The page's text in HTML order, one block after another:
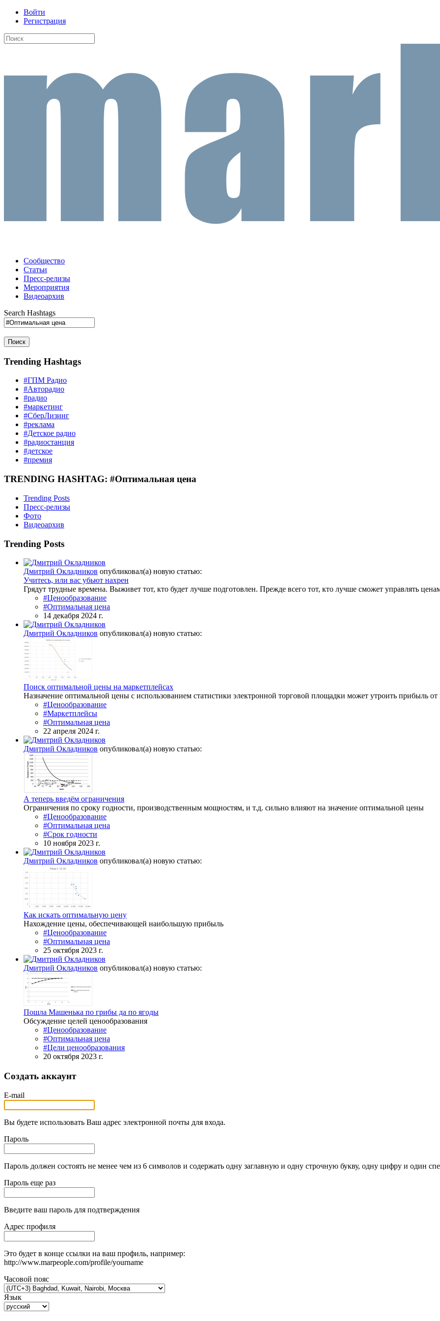
Войти
Регистрация
Сообщество
Статьи
Пресс-релизы
Мероприятия
Видеоархив
Search Hashtags
Поиск
Trending Hashtags
#ГПМ Радио
#Авторадио
#радио
#маркетинг
#СберЛизинг
#реклама
#Детское радио
#радиостанция
#детское
#премия
TRENDING HASHTAG: #Оптимальная цена
Trending Posts
Пресс-релизы
Фото
Видеоархив
Trending Posts
Дмитрий Окладников опубликовал(а) новую статью:
Учитесь, или вас убьют нахрен
Грядут трудные времена. Выживет тот, кто будет лучше подготовлен. Прежде всего тот, кто лучше сможет управлять
#Ценообразование
#Оптимальная цена
14 декабря 2024 г.
Дмитрий Окладников опубликовал(а) новую статью:
Поиск оптимальной цены на маркетплейсах
Назначение оптимальной цены с использованием статистики электронной торговой площадки может утроить прибыль
#Ценообразование
#Маркетплейсы
#Оптимальная цена
22 апреля 2024 г.
Дмитрий Окладников опубликовал(а) новую статью:
А теперь введём ограничения
Ограничения по сроку годности, производственным мощностям, и т.д. сильно влияют на значение оптимальной цены
#Ценообразование
#Оптимальная цена
#Срок годности
10 ноября 2023 г.
Дмитрий Окладников опубликовал(а) новую статью:
Как искать оптимальную цену
Нахождение цены, обеспечивающей наибольшую прибыль
#Ценообразование
#Оптимальная цена
25 октября 2023 г.
Дмитрий Окладников опубликовал(а) новую статью:
Пошла Машенька по грибы да по ягоды
Обсуждение целей ценообразования
#Ценообразование
#Оптимальная цена
#Цели ценообразования
20 октября 2023 г.
Создать аккаунт
E-mail
Вы будете использовать Ваш адрес электронной почты для входа.
Пароль
Пароль должен состоять не менее чем из 6 символов и содержать одну заглавную и одну строчную букву, одну цифру и один
Пароль еще раз
Введите ваш пароль для подтверждения
Адрес профиля
Это будет в конце ссылки на ваш профиль, например:
http://www.marpeople.com/profile/yourname
Часовой пояс
Язык